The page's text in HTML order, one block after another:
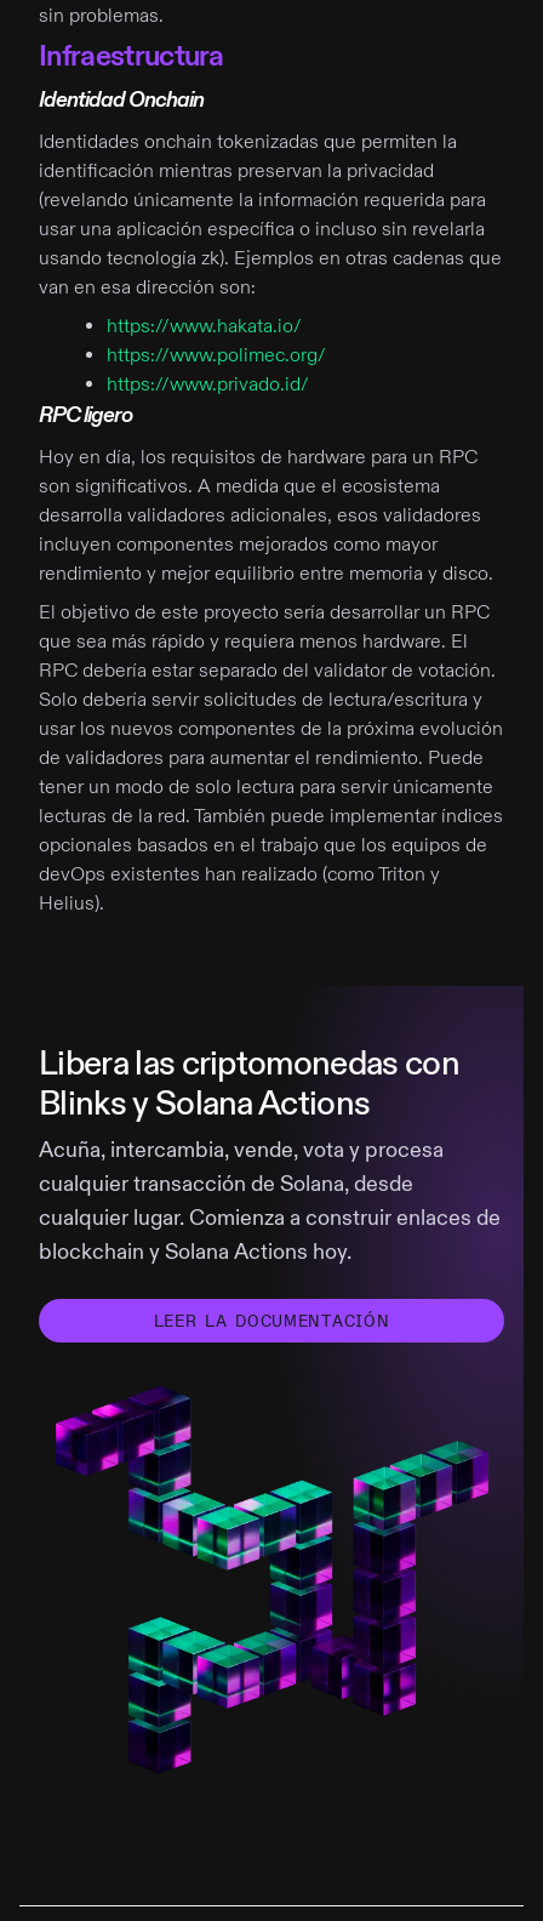
sin problemas.
Infraestructura
Identidad Onchain
Identidades onchain tokenizadas que permiten la
identificación mientras preservan la privacidad
(revelando únicamente la información requerida para
usar una aplicación específica o incluso sin revelarla
usando tecnología zk). Ejemplos en otras cadenas que
van en esa dirección son:
https://www.hakata.io/
https://www.polimec.org/
https://www.privado.id/
RPC ligero
Hoy en día, los requisitos de hardware para un RPC
son significativos. A medida que el ecosistema
desarrolla validadores adicionales, esos validadores
incluyen componentes mejorados como mayor
rendimiento y mejor equilibrio entre memoria y disco.
El objetivo de este proyecto sería desarrollar un RPC
que sea más rápido y requiera menos hardware. El
RPC debería estar separado del validator de votación.
Solo debería servir solicitudes de lectura/escritura y
usar los nuevos componentes de la próxima evolución
de validadores para aumentar el rendimiento. Puede
tener un modo de solo lectura para servir únicamente
lecturas de la red. También puede implementar índices
opcionales basados en el trabajo que los equipos de
devOps existentes han realizado (como Triton y
Helius).
Libera las criptomonedas con
Blinks y Solana Actions
Acuña, intercambia, vende, vota y procesa
cualquier transacción de Solana, desde
cualquier lugar. Comienza a construir enlaces de
blockchain y Solana Actions hoy.
LEER LA DOCUMENTACIÓN